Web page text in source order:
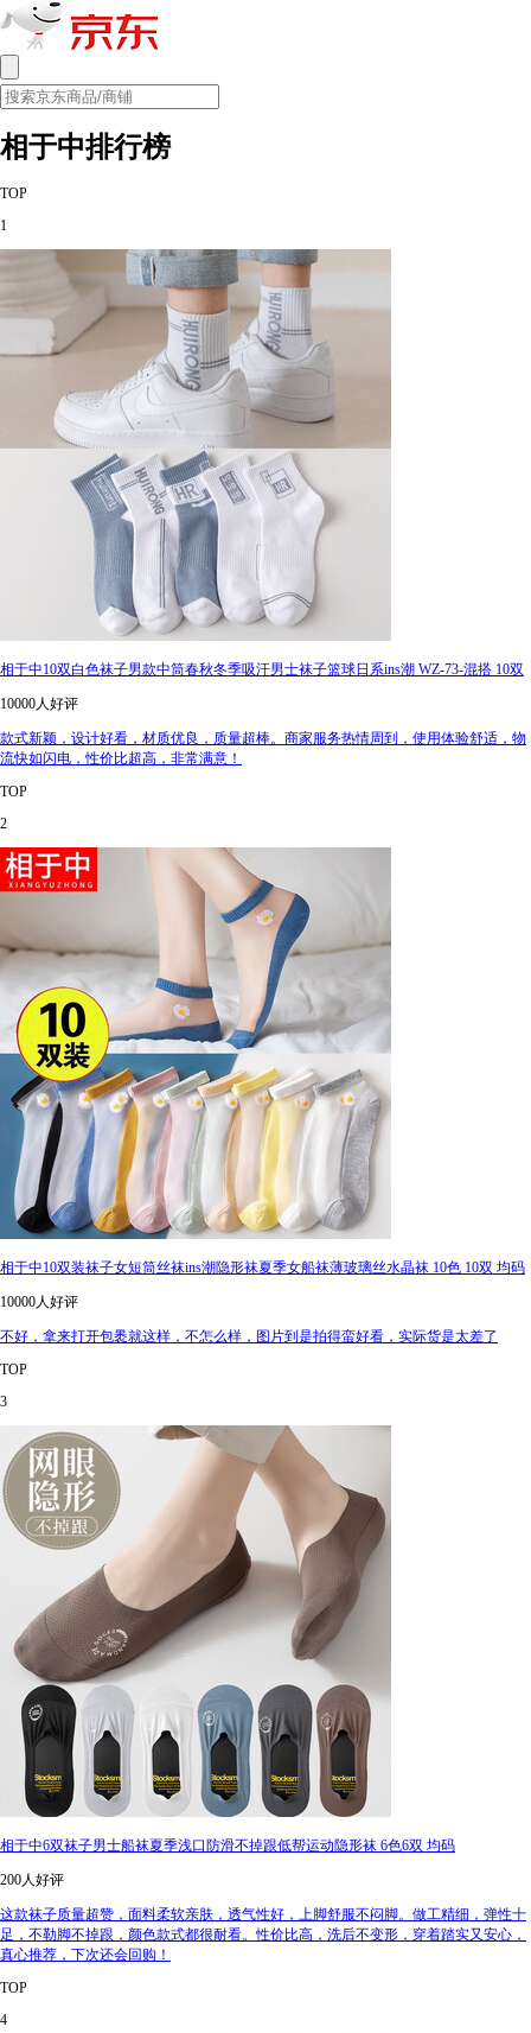
相于中排行榜
TOP
1
相于中10双白色袜子男款中筒春秋冬季吸汗男士袜子篮球日系ins潮 WZ-73-混搭 10双
10000人好评
款式新颖，设计好看，材质优良，质量超棒。商家服务热情周到，使用体验舒适，物
流快如闪电，性价比超高，非常满意！
TOP
2
相于中10双装袜子女短筒丝袜ins潮隐形袜夏季女船袜薄玻璃丝水晶袜 10色 10双 均码
10000人好评
不好，拿来打开包褁就这样，不怎么样，图片到是拍得蛮好看，实际货是太差了
TOP
3
相于中6双袜子男士船袜夏季浅口防滑不掉跟低帮运动隐形袜 6色6双 均码
200人好评
这款袜子质量超赞，面料柔软亲肤，透气性好，上脚舒服不闷脚。做工精细，弹性十
足，不勒脚不掉跟，颜色款式都很耐看。性价比高，洗后不变形，穿着踏实又安心，
真心推荐，下次还会回购！
TOP
4